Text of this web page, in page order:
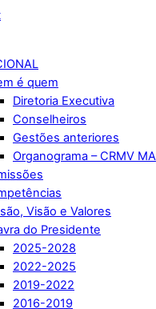
é quem
Diretoria Executiva
Conselheiros
Gestões anteriores
Organograma – CRMV MA
Visão e Valores
do Presidente
2025-2028
2022-2025
2019-2022
2016-2019